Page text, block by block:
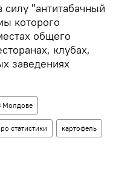
"антитабачный
которого
общего
клубах,
заведениях
Молдове
статистики картофель